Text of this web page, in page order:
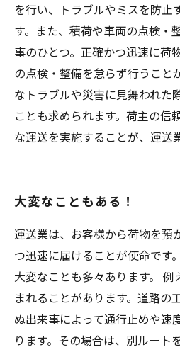
を行い、トラブルやミスを防止
す。また、積荷や車両の点検・
事のひとつ。正確かつ迅速に荷
の点検・整備を怠らず行うこと
なトラブルや災害に見舞われた
ことも求められます。荷主の信
な運送を実施することが、運送
大変なこともある！
運送業は、お客様から荷物を預
つ迅速に届けることが使命です
大変なことも多々あります。
まれることがあります。道路の
ぬ出来事によって通行止めや速
ります。その場合は、別ルート